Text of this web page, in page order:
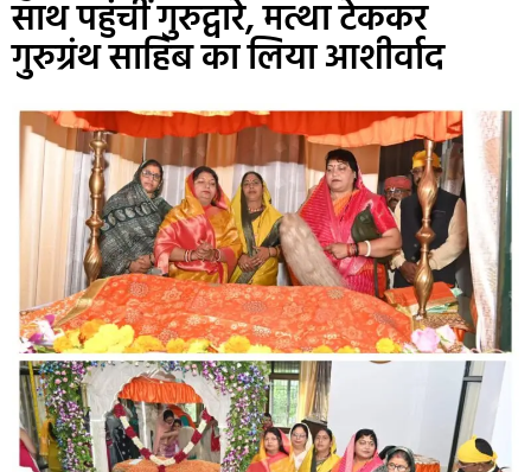
साथ पहुंचीं गुरुद्वारे, मत्था टेककर
गुरुग्रंथ साहिब का लिया आशीर्वाद